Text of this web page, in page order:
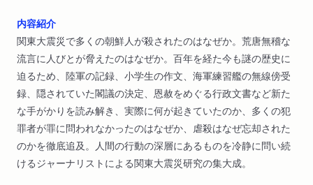
内容紹介
関東大震災で多くの朝鮮人が殺されたのはなぜか。荒唐無稽な
流言に人びとが脅えたのはなぜか。百年を経た今も謎の歴史に
迫るため、陸軍の記録、小学生の作文、海軍練習艦の無線傍受
録、隠されていた閣議の決定、恩赦をめぐる行政文書など新た
な手がかりを読み解き、実際に何が起きていたのか、多くの犯
罪者が罪に問われなかったのはなぜか、虐殺はなぜ忘却された
のかを徹底追及。人間の行動の深層にあるものを冷静に問い続
けるジャーナリストによる関東大震災研究の集大成。